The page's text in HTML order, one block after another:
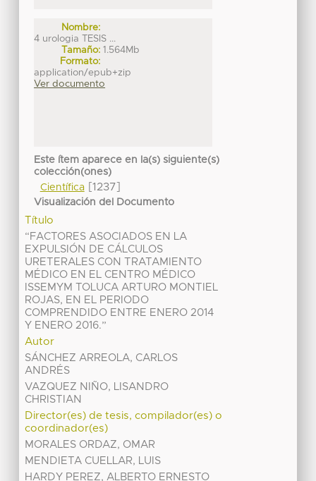
Nombre:
4 urologia TESIS ...
Tamaño: 1.564Mb
Formato:
application/epub+zip
Ver documento
Este ítem aparece en la(s) siguiente(s)
colección(ones)
Científica[1237]
Visualización del Documento
Título
“FACTORES ASOCIADOS EN LA
EXPULSIÓN DE CÁLCULOS
URETERALES CON TRATAMIENTO
MÉDICO EN EL CENTRO MÉDICO
ISSEMYM TOLUCA ARTURO MONTIEL
ROJAS, EN EL PERIODO
COMPRENDIDO ENTRE ENERO 2014
Y ENERO 2016.”
Autor
SÁNCHEZ ARREOLA, CARLOS
ANDRÉS
VAZQUEZ NIÑO, LISANDRO
CHRISTIAN
Director(es) de tesis, compilador(es) o
coordinador(es)
MORALES ORDAZ, OMAR
MENDIETA CUELLAR, LUIS
HARDY PEREZ, ALBERTO ERNESTO